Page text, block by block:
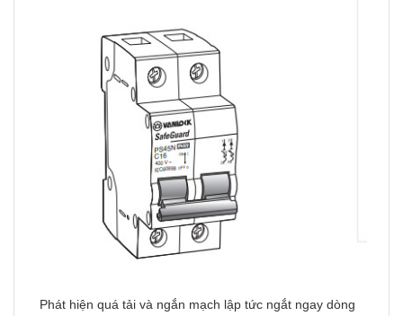
Phát hiện quá tải và ngắn mạch lập tức ngắt ngay dòng